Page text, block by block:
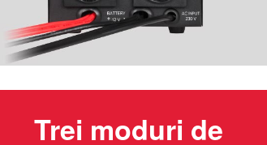
Trei moduri de